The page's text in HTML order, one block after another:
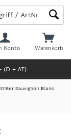
(D + AT)
Warenkorb
Konto
Sauvignon Blanc